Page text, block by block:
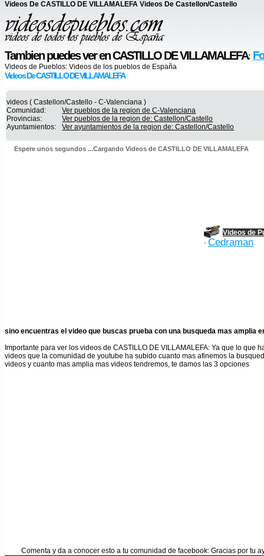
Videos De CASTILLO DE VILLAMALEFA Videos De Castellon/Castello
Tambien puedes ver en CASTILLO DE VILLAMALEFA:
Videos de Pueblos: Videos de los pueblos de España
Videos De CASTILLO DE VILLAMALEFA
videos ( Castellon/Castello - C-Valenciana )
Comunidad:
Ver pueblos de la region de C-Valenciana
Provincias:
Ver pueblos de la region de: Castellon/Castello
Ayuntamientos:
Ver ayuntamientos de la region de: Castellon/Castello
Espere unos segundos ...Cargando Videos de CASTILLO DE VILLAMALEFA
Videos de
· Cedraman
sino encuentras el video que buscas prueba con una busqueda mas amplia
Importante para ver los videos de CASTILLO DE VILLAMALEFA: Ya que lo que
videos que la comunidad de youtube ha subido cuanto mas afinemos la
videos y cuanto mas amplia mas videos tendremos, te damos las 3 opciones
Comenta y da a conocer esto a tu comunidad de facebook: Gracias por tu